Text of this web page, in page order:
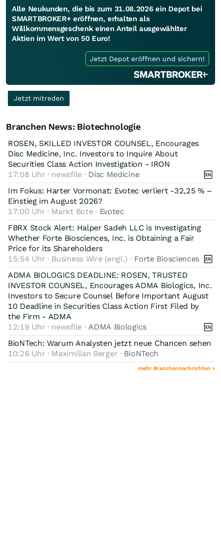
Alle Neukunden, die bis zum 31.08.2026 ein Depot bei
SMARTBROKER+ eröffnen, erhalten als
Willkommensgeschenk einen Anteil ausgewählter
Aktien im Wert von 50 Euro!
Jetzt Depot eröffnen und sichern!
Jetzt mitreden
Branchen News: Biotechnologie
ROSEN, SKILLED INVESTOR COUNSEL, Encourages
Disc Medicine, Inc. Investors to Inquire About
Securities Class Action Investigation - IRON
17:08 Uhr · newsfile · Disc Medicine
Im Fokus: Harter Vormonat: Evotec verliert -32,25 % –
Einstieg im August 2026?
17:00 Uhr · Markt Bote · Evotec
FBRX Stock Alert: Halper Sadeh LLC is Investigating
Whether Forte Biosciences, Inc. is Obtaining a Fair
Price for its Shareholders
15:54 Uhr · Business Wire (engl.) · Forte Biosciences
ADMA BIOLOGICS DEADLINE: ROSEN, TRUSTED
INVESTOR COUNSEL, Encourages ADMA Biologics, Inc.
Investors to Secure Counsel Before Important August
10 Deadline in Securities Class Action First Filed by
the Firm - ADMA
12:19 Uhr · newsfile · ADMA Biologics
BioNTech: Warum Analysten jetzt neue Chancen sehen
10:26 Uhr · Maximilian Berger · BioNTech
mehr Branchennachrichten »